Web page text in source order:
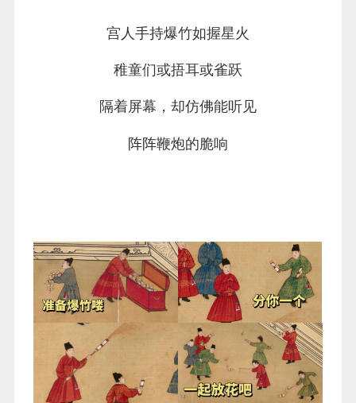
宫人手持爆竹如握星火
稚童们或捂耳或雀跃
隔着屏幕，却仿佛能听见
阵阵鞭炮的脆响